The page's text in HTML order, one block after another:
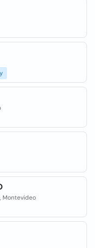
Montevideo